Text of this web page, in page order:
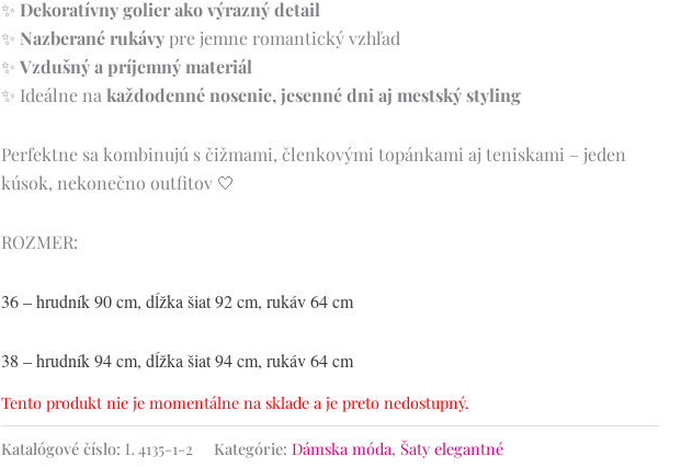
✨ Dekoratívny golier ako výrazný detail
✨ Nazberané rukávy pre jemne romantický vzhľad
✨Vzdušný a príjemný materiál
✨ Ideálne nakaždodenné nosenie, jesenné dni aj mestský styling
Perfektne sa kombinujú s čižmami, členkovými topánkami aj teniskami – jeden
kúsok, nekonečno outfitov 🤍
ROZMER:
36 – hrudník 90 cm, dĺžka šiat 92 cm, rukáv 64 cm
38 – hrudník 94 cm, dĺžka šiat 94 cm, rukáv 64 cm
Tento produkt nie je momentálne na sklade a je preto nedostupný.
Katalógové číslo: L 4135-1-2 Kategórie: Dámska móda, Šaty elegantné